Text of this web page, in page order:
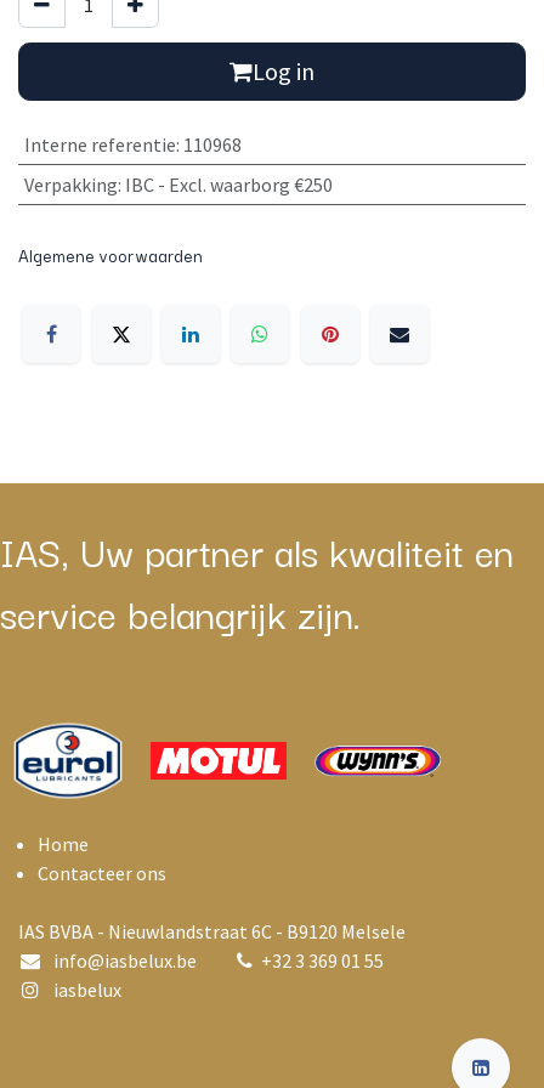
Log in
Interne referentie: 110968
Verpakking: IBC - Excl. waarborg €250
Algemene voorwaarden
IAS, Uw partner als kwaliteit en
service belangrijk zijn.
Home
Contacteer ons
IAS BVBA - Nieuwlandstraat 6C - B9120 Melsele
info@iasbelux.be +32 3 369 01 55
iasbelux